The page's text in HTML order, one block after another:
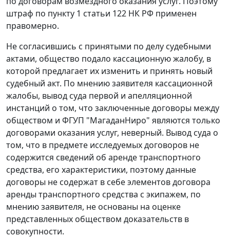
штраф по пункту 1 статьи 122 НК РФ применен
правомерно.
Не согласившись с принятыми по делу судебными
актами, общество подало кассационную жалобу, в
которой предлагает их изменить и принять новый
судебный акт. По мнению заявителя кассационной
жалобы, вывод суда первой и апелляционной
инстанций о том, что заключенные договоры между
обществом и ФГУП "МагаданНиро" являются только
договорами оказания услуг, неверный. Вывод суда о
том, что в предмете исследуемых договоров не
содержится сведений об аренде транспортного
средства, его характеристики, поэтому данные
договоры не содержат в себе элементов договора
аренды транспортного средства с экипажем, по
мнению заявителя, не основаны на оценке
представленных обществом доказательств в
совокупности.